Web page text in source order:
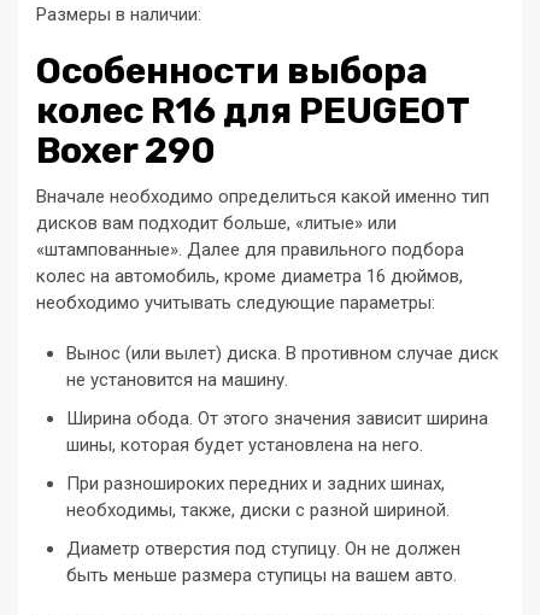
Размеры в наличии:
Особенности выбора
колес R16 для PEUGEOT
Boxer 290
Вначале необходимо определиться какой именно тип
дисков вам подходит больше, «литые» или
«штампованные». Далее для правильного подбора
колес на автомобиль, кроме диаметра 16 дюймов,
необходимо учитывать следующие параметры:
Вынос (или вылет) диска. В противном случае диск
не установится на машину.
Ширина обода. От этого значения зависит ширина
шины, которая будет установлена на него.
При разношироких передних и задних шинах,
необходимы, также, диски с разной шириной.
Диаметр отверстия под ступицу. Он не должен
быть меньше размера ступицы на вашем авто.